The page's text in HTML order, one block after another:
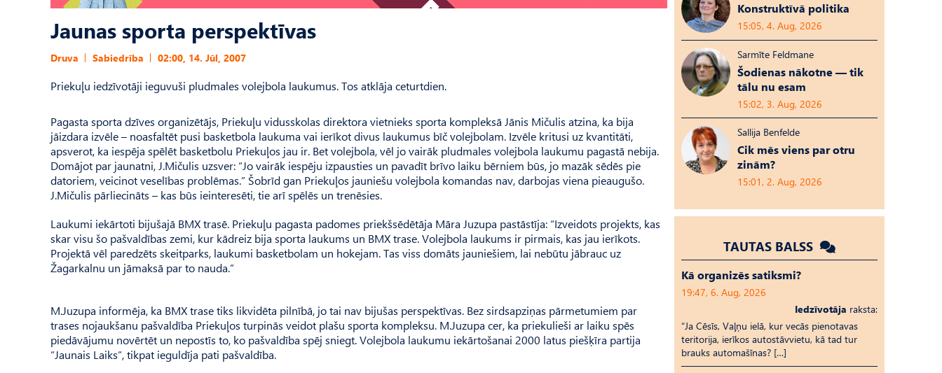
Jaunas sporta perspektīvas
Druva Sabiedrība 02:00, 14. Jūl, 2007
Priekuļu iedzīvotāji ieguvuši pludmales volejbola laukumus. Tos atklāja ceturtdien.
Pagasta sporta dzīves organizētājs, Priekuļu vidusskolas direktora vietnieks sporta kompleksā Jānis Mičulis atzina, ka bija
jāizdara izvēle – noasfaltēt pusi basketbola laukuma vai ierīkot divus laukumus bīč volejbolam. Izvēle kritusi uz kvantitāti,
apsverot, ka iespēja spēlēt basketbolu Priekuļos jau ir. Bet volejbola, vēl jo vairāk pludmales volejbola laukumu pagastā nebija.
Domājot par jaunatni, J.Mičulis uzsver: “Jo vairāk iespēju izpausties un pavadīt brīvo laiku bērniem būs, jo mazāk sēdēs pie
datoriem, veicinot veselības problēmas.” Šobrīd gan Priekuļos jauniešu volejbola komandas nav, darbojas viena pieaugušo.
J.Mičulis pārliecināts – kas būs ieinteresēti, tie arī spēlēs un trenēsies.
Laukumi iekārtoti bijušajā BMX trasē. Priekuļu pagasta padomes priekšsēdētāja Māra Juzupa pastāstīja: “Izveidots projekts, kas
skar visu šo pašvaldības zemi, kur kādreiz bija sporta laukums un BMX trase. Volejbola laukums ir pirmais, kas jau ierīkots.
Projektā vēl paredzēts skeitparks, laukumi basketbolam un hokejam. Tas viss domāts jauniešiem, lai nebūtu jābrauc uz
Žagarkalnu un jāmaksā par to nauda.”
M.Juzupa informēja, ka BMX trase tiks likvidēta pilnībā, jo tai nav bijušas perspektīvas. Bez sirdsapziņas pārmetumiem par
trases nojaukšanu pašvaldība Priekuļos turpinās veidot plašu sporta kompleksu. M.Juzupa cer, ka priekulieši ar laiku spēs
piedāvājumu novērtēt un nepostīs to, ko pašvaldība spēj sniegt. Volejbola laukumu iekārtošanai 2000 latus piešķīra partija
“Jaunais Laiks”, tikpat ieguldīja pati pašvaldība.
Konstruktīvā politika
15:05, 4. Aug, 2026
Sarmīte Feldmane
Šodienas nākotne — tik
tālu nu esam
15:02, 3. Aug, 2026
Sallija Benfelde
Cik mēs viens par otru
zinām?
15:01, 2. Aug, 2026
TAUTAS BALSS
Kā organizēs satiksmi?
19:47, 6. Aug, 2026
Iedzīvotāja raksta:
“Ja Cēsīs, Vaļņu ielā, kur vecās pienotavas
teritorija, ierīkos autostāvvietu, kā tad tur
brauks automašīnas? […]